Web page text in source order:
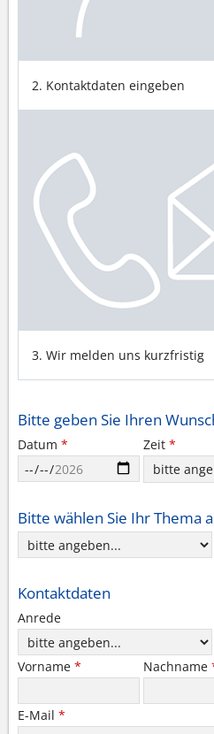
2. Kontaktdaten eingeben
3. Wir melden uns kurzfristig
Bitte geben Sie Ihren
Datum * Zeit *
Bitte wählen Sie Ihr Thema
Kontaktdaten
Anrede
Vorname * Nachname
E-Mail *